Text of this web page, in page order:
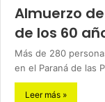
Almuerzo
de los 60
Más de 280
en el Paraná de las
Leer más »